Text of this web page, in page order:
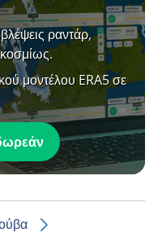
ραντάρ,
μοντέλου ERA5 σε